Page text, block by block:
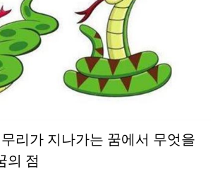
무리가 지나가는 꿈에서 무엇을
의 점